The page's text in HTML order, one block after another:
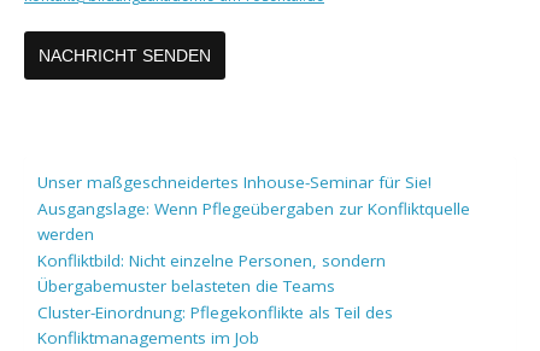
Unser maßgeschneidertes Inhouse-Seminar für Sie!
Ausgangslage: Wenn Pflegeübergaben zur Konfliktquelle
werden
Konfliktbild: Nicht einzelne Personen, sondern
Übergabemuster belasteten die Teams
Cluster-Einordnung: Pflegekonflikte als Teil des
Konfliktmanagements im Job